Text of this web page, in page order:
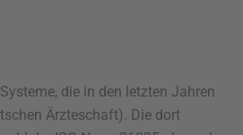
die in den letzten Jahren
Ärzteschaft). Die dort